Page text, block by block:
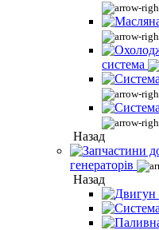
система
Назад
генераторів
Назад